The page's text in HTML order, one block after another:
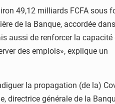
49,12 milliards FCFA sous
de la Banque, accordée
aussi de renforcer la capacité
des emplois», explique un
la propagation (de la)
directrice générale de la